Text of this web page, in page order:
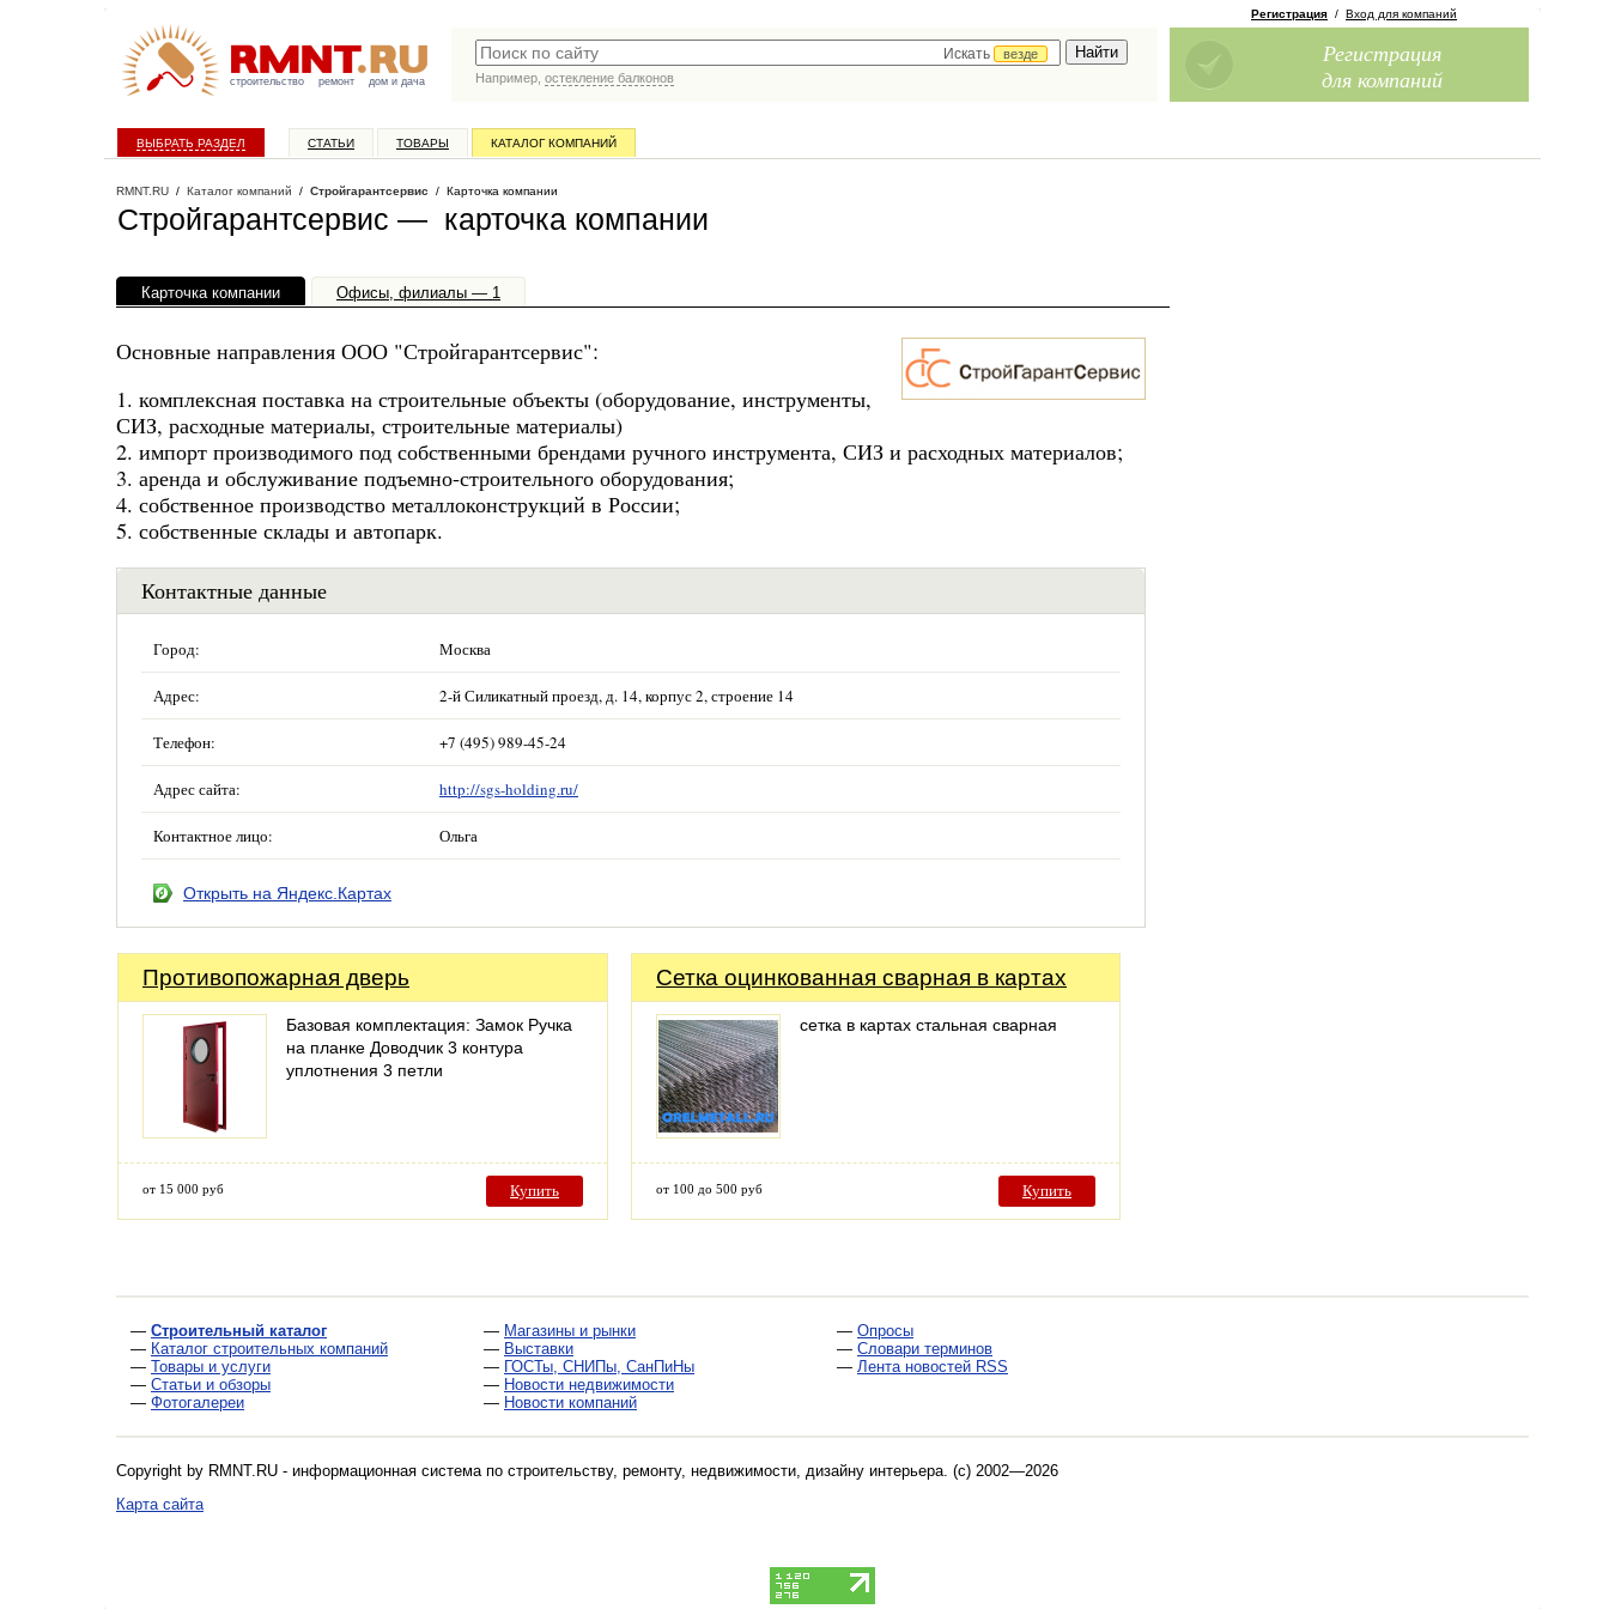
строительство ремонт дом и дача
Искать
везде
Например, остекление балконов
Регистрация / Вход для компаний
Регистрация
для компаний
ВЫБРАТЬ РАЗДЕЛ СТАТЬИ ТОВАРЫ КАТАЛОГ КОМПАНИЙ
RMNT.RU / Каталог компаний / Стройгарантсервис / Карточка компании
Стройгарантсервис — карточка компании
Карточка компании Офисы, филиалы — 1
Основные направления ООО "Стройгарантсервис":
1. комплексная поставка на строительные объекты (оборудование, инструменты,
СИЗ, расходные материалы, строительные материалы)
2. импорт производимого под собственными брендами ручного инструмента, СИЗ и расходных материалов;
3. аренда и обслуживание подъемно-строительного оборудования;
4. собственное производство металлоконструкций в России;
5. собственные склады и автопарк.
Контактные данные
Город: Москва
Адрес: 2-й Силикатный проезд, д. 14, корпус 2, строение 14
Телефон: +7 (495) 989-45-24
Адрес сайта: http://sgs-holding.ru/
Контактное лицо: Ольга
Открыть на Яндекс.Картах
Противопожарная дверь
Базовая комплектация: Замок Ручка
на планке Доводчик 3 контура
уплотнения 3 петли
от 15 000 руб Купить
Сетка оцинкованная сварная в картах
сетка в картах стальная сварная
от 100 до 500 руб Купить
— Строительный каталог
— Каталог строительных компаний
— Товары и услуги
— Статьи и обзоры
— Фотогалереи
— Магазины и рынки
— Выставки
— ГОСТы, СНИПы, СанПиНы
— Новости недвижимости
— Новости компаний
— Опросы
— Словари терминов
— Лента новостей RSS
Copyright by RMNT.RU - информационная система по строительству, ремонту, недвижимости, дизайну интерьера. (c) 2002—2026
Карта сайта